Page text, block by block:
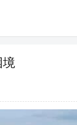
境